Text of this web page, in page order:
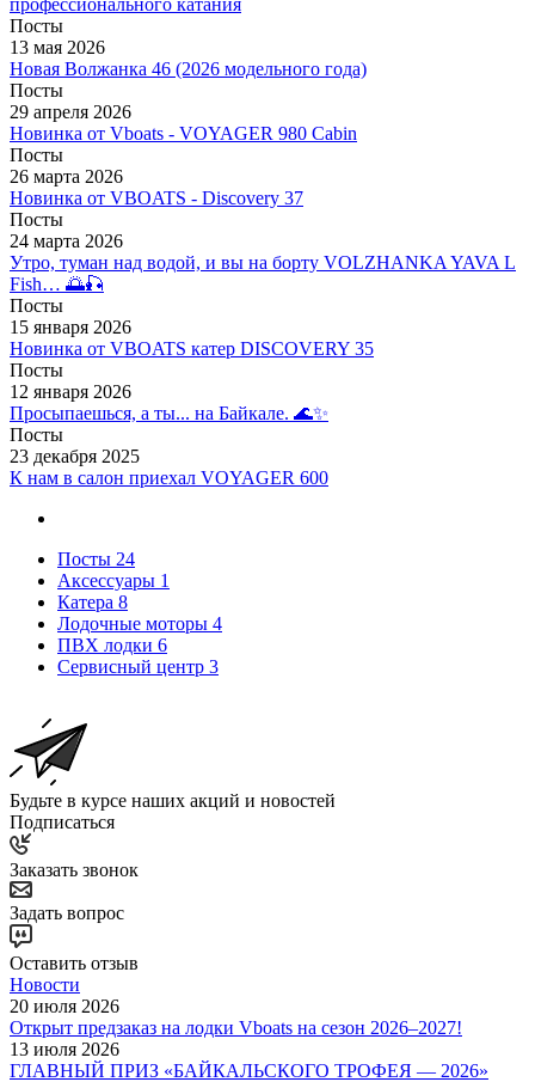
Посты
13 мая 2026
Новая Волжанка 46 (2026 модельного года)
Посты
29 апреля 2026
Новинка от Vboats - VOYAGER 980 Cabin
Посты
26 марта 2026
Новинка от VBOATS - Discovery 37
Посты
24 марта 2026
Утро, туман над водой, и вы на борту VOLZHANKA YAVA L
Fish… 🌅🎣
Посты
15 января 2026
Новинка от VBOATS катер DISCOVERY 35
Посты
12 января 2026
Просыпаешься, а ты... на Байкале. 🌊✨
Посты
23 декабря 2025
К нам в салон приехал VOYAGER 600
Посты 24
Аксессуары 1
Катера 8
Лодочные моторы 4
ПВХ лодки 6
Сервисный центр 3
Будьте в курсе наших акций и новостей
Подписаться
Заказать звонок
Задать вопрос
Оставить отзыв
Новости
20 июля 2026
Открыт предзаказ на лодки Vboats на сезон 2026–2027!
13 июля 2026
ГЛАВНЫЙ ПРИЗ «БАЙКАЛЬСКОГО ТРОФЕЯ — 2026»